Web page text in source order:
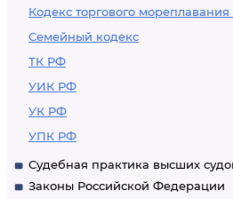
Кодекс торгового
Семейный кодекс
ТК РФ
УИК РФ
УК РФ
УПК РФ
Судебная практика высших
Законы Российской Федерации